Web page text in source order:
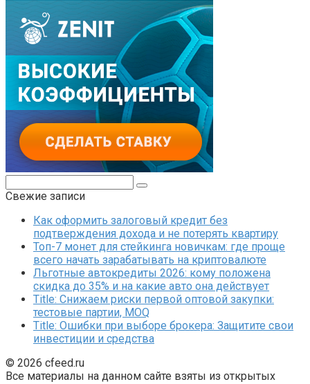
Свежие записи
Как оформить залоговый кредит без
подтверждения дохода и не потерять квартиру
Топ-7 монет для стейкинга новичкам: где проще
всего начать зарабатывать на криптовалюте
Льготные автокредиты 2026: кому положена
скидка до 35% и на какие авто она действует
Title: Снижаем риски первой оптовой закупки:
тестовые партии, MOQ
Title: Ошибки при выборе брокера: Защитите свои
инвестиции и средства
© 2026 cfeed.ru
Все материалы на данном сайте взяты из открытых